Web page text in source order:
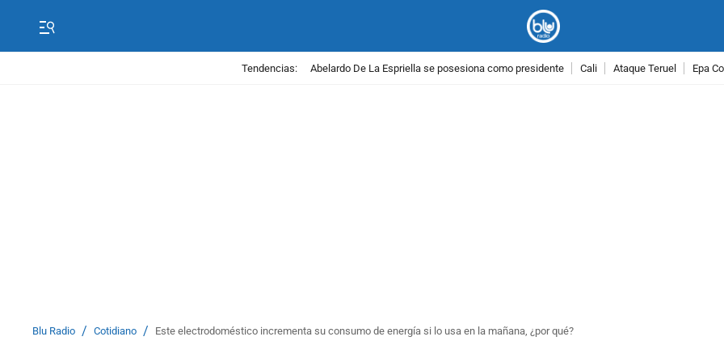
Tendencias: Abelardo De La Espriella se posesiona como presidente Cali Ataque Teruel Epa
Blu Radio / Cotidiano / Este electrodoméstico incrementa su consumo de energía si lo usa en la mañana, ¿por qué?